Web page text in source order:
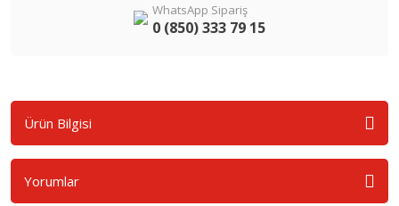
WhatsApp Sipariş
0 (850) 333 79 15
Ürün Bilgisi
Yorumlar